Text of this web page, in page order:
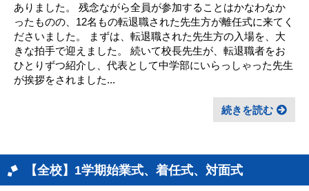
ありました。 残念ながら全員が参加することはかなわなか
ったものの、12名もの転退職された先生方が離任式に来てく
ださいました。 まずは、転退職された先生方の入場を、大
きな拍手で迎えました。 続いて校長先生が、転退職者をお
ひとりずつ紹介し、代表として中学部にいらっしゃった先生
が挨拶をされました...
続きを読む
【全校】1学期始業式、着任式、対面式